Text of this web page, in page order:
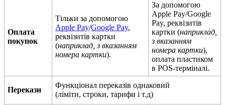
Оплата
покупок
Тільки за допомогою
Apple Pay/Google Pay,
реквізитів картки
(наприклад, з вказанням
номера картки).
За допомогою
Apple Pay/Google
Pay, реквізитів
картки (наприклад,
з вказанням
номера картки),
оплата пластиком
в POS-терміналі.
Перекази
Функціонал переказів однаковий
(ліміти, строки, тарифи і т.д)